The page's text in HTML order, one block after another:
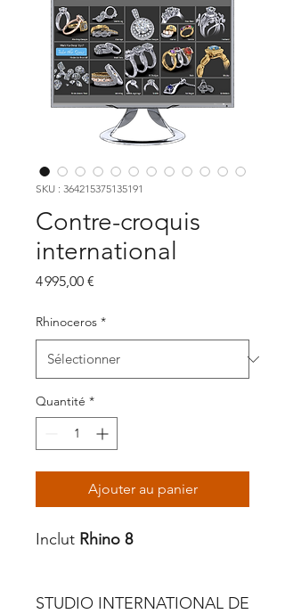
SKU : 364215375135191
Contre-croquis
international
4 995,00 €
Rhinoceros *
Quantité *
Ajouter au panier
Inclut Rhino 8
STUDIO INTERNATIONAL DE